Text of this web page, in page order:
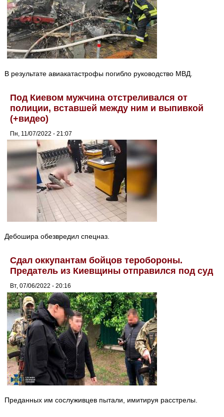
В результате авиакатастрофы погибло руководство МВД.
Под Киевом мужчина отстреливался от
полиции, вставшей между ним и выпивкой
(+видео)
Пн, 11/07/2022 - 21:07
Дебошира обезвредил спецназ.
Сдал оккупантам бойцов теробороны.
Предатель из Киевщины отправился под суд
Вт, 07/06/2022 - 20:16
Преданных им сослуживцев пытали, имитируя расстрелы.